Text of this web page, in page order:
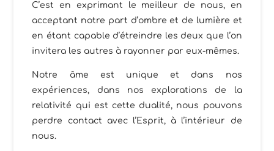
C’est en exprimant le meilleur de nous, en
acceptant notre part d’ombre et de lumière et
en étant capable d’étreindre les deux que l’on
invitera les autres à rayonner par eux-mêmes.
Notre âme est unique et dans nos
expériences, dans nos explorations de la
relativité qui est cette dualité, nous pouvons
perdre contact avec l’Esprit, à l’intérieur de
nous.